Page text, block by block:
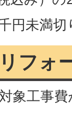
円未満切
フォ
象工事